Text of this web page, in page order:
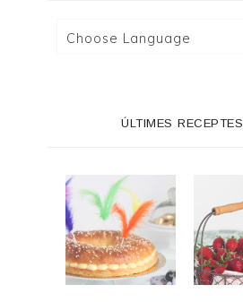
ÚLTIMES RECEPTES